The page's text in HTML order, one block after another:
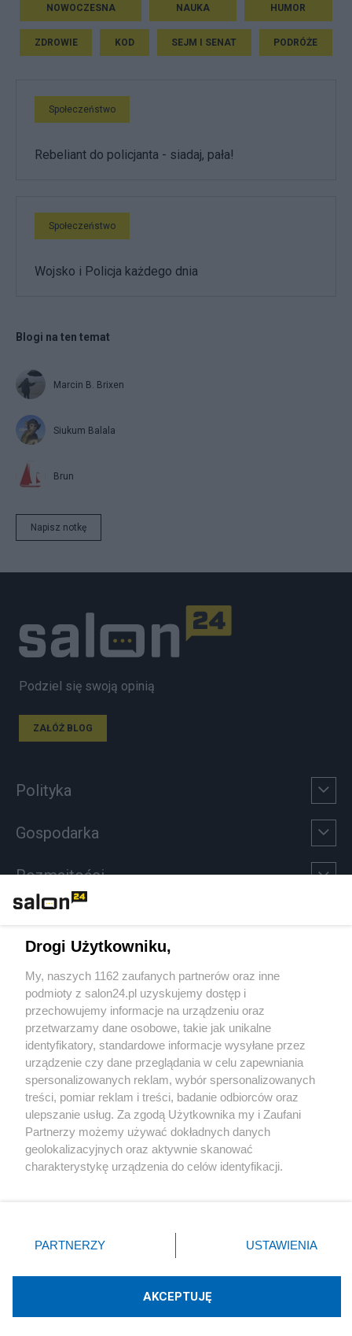
NOWOCZESNA NAUKA HUMOR
ZDROWIE KOD SEJM I SENAT PODRÓŻE
Społeczeństwo
Rebeliant do policjanta - siadaj, pała!
Społeczeństwo
Wojsko i Policja każdego dnia
Blogi na ten temat
Marcin B. Brixen
Siukum Balala
Brun
Napisz notkę
Podziel się swoją opinią
ZAŁÓŻ BLOG
Polityka
Gospodarka
Rozmaitości
Sport
Społeczeństwo
Kultura
X Facebook Instagram Youtube
Technologię dostarcza:W3media.pl
Drogi Użytkowniku,
My, naszych 1162 zaufanych partnerów oraz inne
podmioty z salon24.pl uzyskujemy dostęp i
przechowujemy informacje na urządzeniu oraz
przetwarzamy dane osobowe, takie jak unikalne
identyfikatory, standardowe informacje wysyłane przez
urządzenie czy dane przeglądania w celu zapewniania
spersonalizowanych reklam, wybór spersonalizowanych
treści, pomiar reklam i treści, badanie odbiorców oraz
ulepszanie usług. Za zgodą Użytkownika my i Zaufani
Partnerzy możemy używać dokładnych danych
geolokalizacyjnych oraz aktywnie skanować
charakterystykę urządzenia do celów identyfikacji.
zmienić/wycofać klikając przycisk ustawień prywatności
znajdujący się w lewym dolnym rogu strony
rodzaje przetwarzania danych nie wymagają zgody
użytkownika, ale masz prawo sprzeciwić się takiemu
PARTNERZY USTAWIENIA
AKCEPTUJĘ